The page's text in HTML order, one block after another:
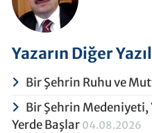
Yazarın Diğer
Bir Şehrin Ruhu ve
Bir Şehrin Medeniyeti,
Yerde Başlar 04.08.2026